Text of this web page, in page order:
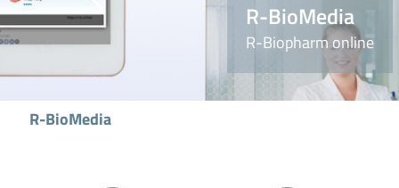
R-BioMedia
R-Biopharm online
R-BioMedia